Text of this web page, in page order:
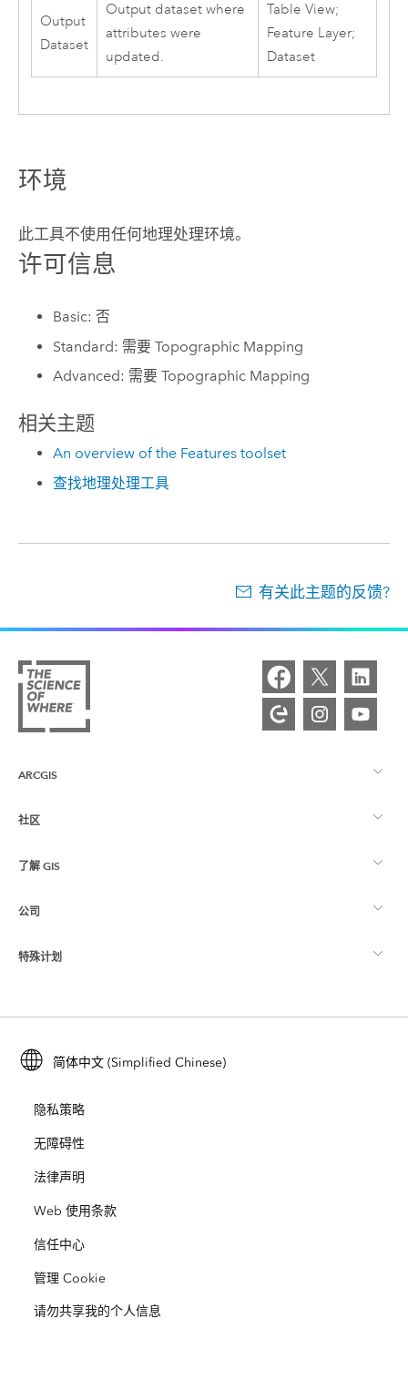
Output
Dataset
Output dataset where
attributes were
updated.
Table View;
Feature Layer;
Dataset
环境
此工具不使用任何地理处理环境。
许可信息
Basic: 否
Standard: 需要 Topographic Mapping
Advanced: 需要 Topographic Mapping
相关主题
An overview of the Features toolset
查找地理处理工具
有关此主题的反馈?
ARCGIS
ArcGIS 概览
制图
Esri Store
社区
Esri 社区
ArcGIS 博客
Esri 年轻专家关系网
了解 GIS
什么是 GIS？
位置智能
培训
ArcUser
ArcNews
ArcWatch
Esri 视频
公司
关于 Esri
招贤纳士
开放视野
业务行为准则
网站地图
特殊计划
ArcGIS for Student Use
保护
教育
种族平等
简体中文 (Simplified Chinese)
隐私策略
无障碍性
法律声明
Web 使用条款
信任中心
管理 Cookie
请勿共享我的个人信息